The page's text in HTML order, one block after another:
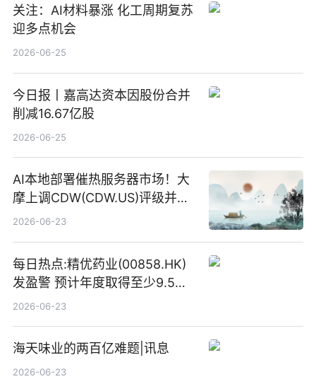
关注：AI材料暴涨 化工周期复苏
迎多点机会
2026-06-25
今日报丨嘉高达资本因股份合并
削减16.67亿股
2026-06-25
AI本地部署催热服务器市场！大
摩上调CDW(CDW.US)评级并看
高IBM(IBM.US)戴尔(DELL.US)
2026-06-23
每日热点:精优药业(00858.HK)
发盈警 预计年度取得至少9.5亿
港元的亏损 同比盈转亏
2026-06-23
海天味业的两百亿难题|讯息
2026-06-23